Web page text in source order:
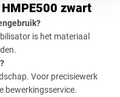
zwart
is het materiaal
Voor precisiewerk
bewerkingsservice.